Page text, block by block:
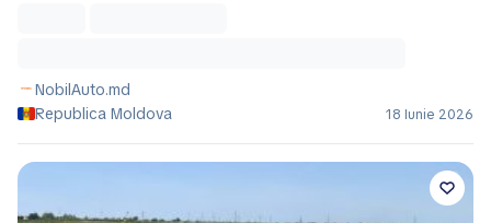
NobilAuto.md
Republica Moldova
18 Iunie 2026